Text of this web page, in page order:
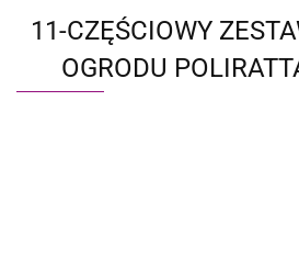
11-CZĘŚCIOWY
OGRODU